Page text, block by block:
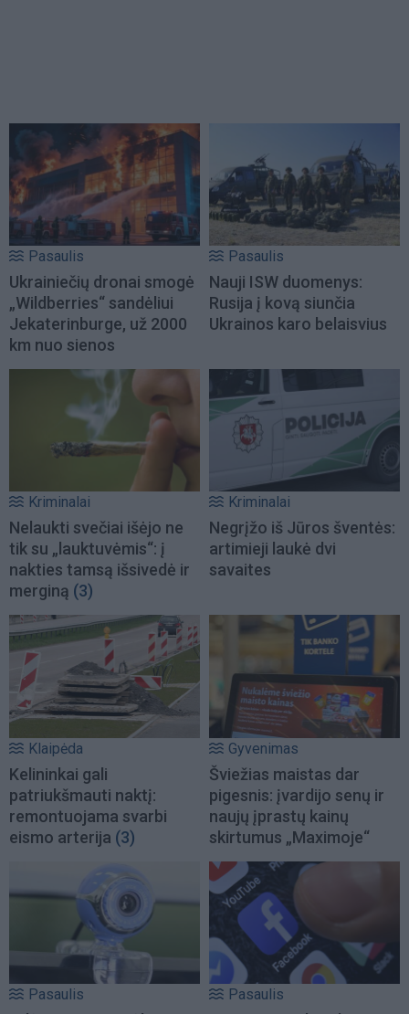
Pasaulis
Ukrainiečių dronai smogė
„Wildberries“ sandėliui
Jekaterinburge, už 2000
km nuo sienos
Pasaulis
Nauji ISW duomenys:
Rusija į kovą siunčia
Ukrainos karo belaisvius
Kriminalai
Nelaukti svečiai išėjo ne
tik su „lauktuvėmis“: į
nakties tamsą išsivedė ir
merginą (3)
Kriminalai
Negrįžo iš Jūros šventės:
artimieji laukė dvi
savaites
Klaipėda
Kelininkai gali
patriukšmauti naktį:
remontuojama svarbi
eismo arterija (3)
Gyvenimas
Šviežias maistas dar
pigesnis: įvardijo senų ir
naujų įprastų kainų
skirtumus „Maximoje“
Pasaulis Pasaulis